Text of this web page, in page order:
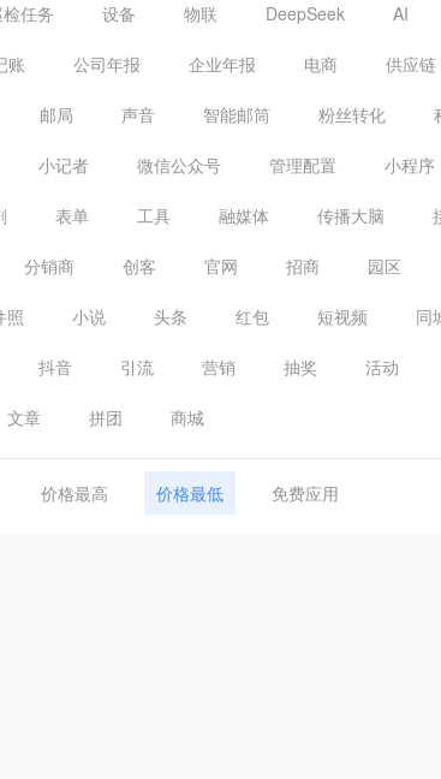
任务 设备 物联 DeepSeek AI
账 公司年报 企业年报 电商 供应链
邮局 声音 智能邮筒 粉丝转化
小记者 微信公众号 管理配置 小程序
表单 工具 融媒体 传播大脑
分销商 创客 官网 招商 园区
照 小说 头条 红包 短视频 同
抖音 引流 营销 抽奖 活动
文章 拼团 商城
价格最高 价格最低 免费应用